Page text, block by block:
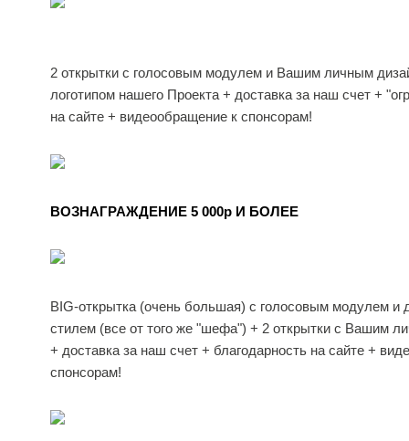
2 открытки с голосовым модулем и Вашим личным
логотипом нашего Проекта + доставка за наш счет +
на сайте + видеообращение к спонсорам!
ВОЗНАГРАЖДЕНИЕ 5 000p И БОЛЕЕ
BIG-открытка (очень большая) с голосовым модулем и
стилем (все от того же "шефа") + 2 открытки с Вашим
+ доставка за наш счет + благодарность на сайте +
спонсорам!